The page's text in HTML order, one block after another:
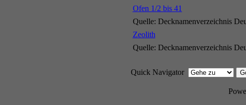
Ofen 1/2 bis 41
Quelle: Decknamenverzeichnis
Zeolith
Quelle: Decknamenverzeichnis
Quick Navigator